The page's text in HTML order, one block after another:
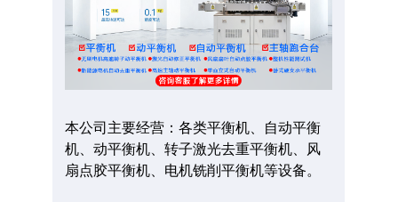
本公司主要经营：各类平衡机、自动平衡
机、动平衡机、转子激光去重平衡机、风
扇点胶平衡机、电机铣削平衡机等设备。